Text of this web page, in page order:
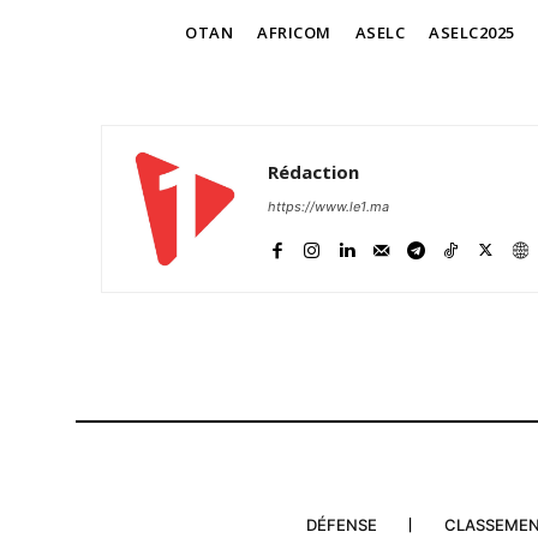
In "USA"
OTAN AFRICOM ASELC ASELC2025
Rédaction
https://www.le1.ma
DÉFENSE